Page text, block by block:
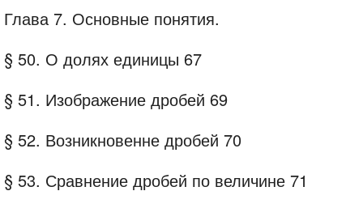
Глава 7. Основные понятия.
§ 50. О долях единицы 67
§ 51. Изображение дробей 69
§ 52. Возникновенне дробей 70
§ 53. Сравнение дробей по величине 71